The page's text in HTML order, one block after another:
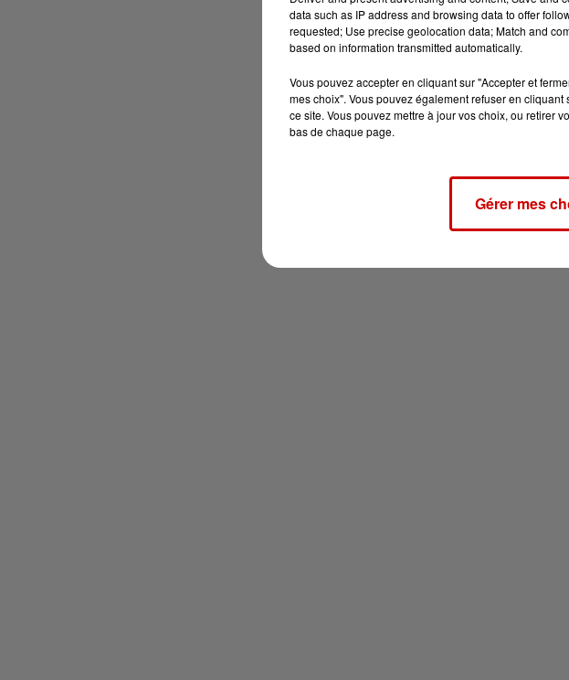
data such as IP address and browsing data to offer
requested; Use precise geolocation data; Match and
based on information transmitted automatically.
Vous pouvez accepter en cliquant sur "Accepter et
mes choix". Vous pouvez également refuser en
ce site. Vous pouvez mettre à jour vos choix, ou retirer
bas de chaque page.
Gérer mes